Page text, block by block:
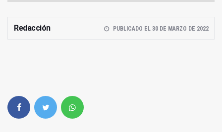
Redacción PUBLICADO EL 30 DE MARZO DE 2022